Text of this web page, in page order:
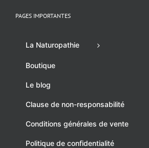
PAGES IMPORTANTES
La Naturopathie
Boutique
Le blog
Clause de non-responsabilité
Conditions générales de vente
Politique de confidentialité